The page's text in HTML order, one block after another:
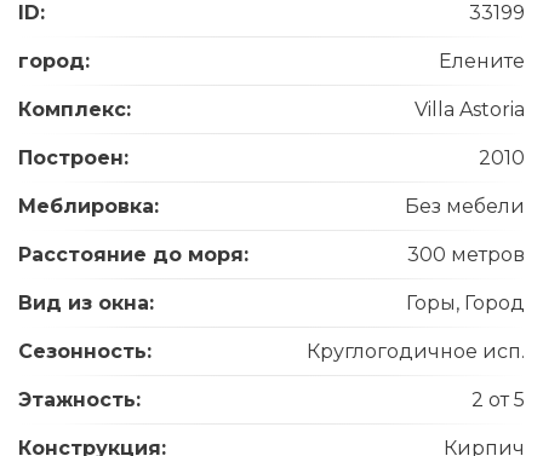
ID: 33199
город: Елените
Комплекс: Villa Astoria
Построен: 2010
Меблировка: Без мебели
Расстояние до моря: 300 метров
Вид из окна: Горы, Город
Сезонность: Круглогодичное исп.
Этажность: 2 от 5
Конструкция: Кирпич